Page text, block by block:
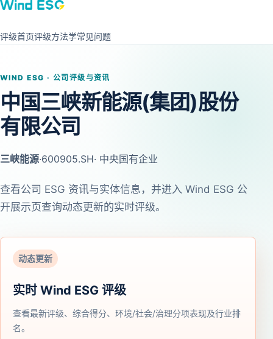
评级首页评级方法学常见问题
WIND ESG · 公司评级与资讯
中国三峡新能源(集团)股份
有限公司
三峡能源·600905.SH· 中央国有企业
查看公司 ESG 资讯与实体信息，并进入 Wind ESG 公
开展示页查询动态更新的实时评级。
动态更新
实时 Wind ESG 评级
查看最新评级、综合得分、环境/社会/治理分项表现及行业排
名。